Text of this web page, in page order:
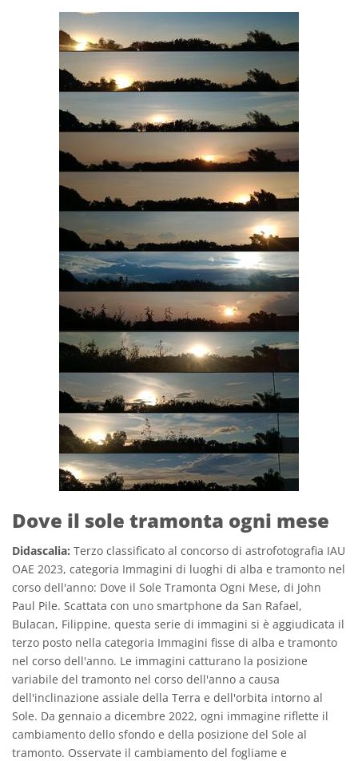
Dove il sole tramonta ogni mese
Didascalia: Terzo classificato al concorso di astrofotografia IAU
OAE 2023, categoria Immagini di luoghi di alba e tramonto nel
corso dell'anno: Dove il Sole Tramonta Ogni Mese, di John
Paul Pile. Scattata con uno smartphone da San Rafael,
Bulacan, Filippine, questa serie di immagini si è aggiudicata il
terzo posto nella categoria Immagini fisse di alba e tramonto
nel corso dell'anno. Le immagini catturano la posizione
variabile del tramonto nel corso dell'anno a causa
dell'inclinazione assiale della Terra e dell'orbita intorno al
Sole. Da gennaio a dicembre 2022, ogni immagine riflette il
cambiamento dello sfondo e della posizione del Sole al
tramonto. Osservate il cambiamento del fogliame e